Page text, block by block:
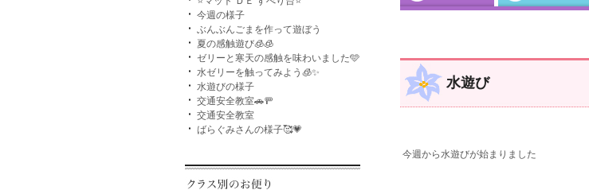
今週の様子
ぶんぶんごまを作って遊ぼう
夏の感触遊び🧊🧊
ゼリーと寒天の感触を味わいました🩵
水ゼリーを触ってみよう🧊✨
水遊びの様子
交通安全教室🚗🚥
交通安全教室
ばらぐみさんの様子🥰💗
水遊び
今週から水遊びが始まりました